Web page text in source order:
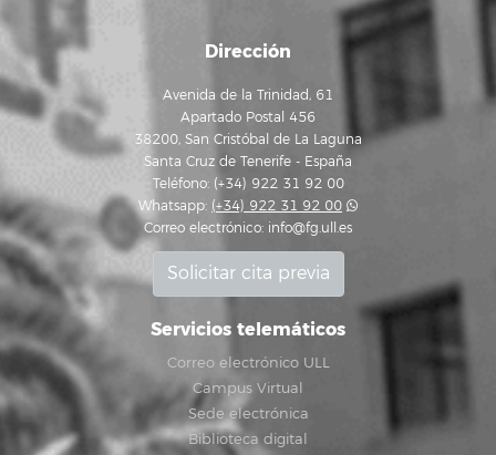
Dirección
Avenida de la Trinidad, 61
Apartado Postal 456
38200, San Cristóbal de La Laguna
Santa Cruz de Tenerife - España
Teléfono: (+34) 922 31 92 00
Whatsapp: (+34) 922 31 92 00
Correo electrónico: info@fg.ull.es
Solicitar cita previa
Servicios telemáticos
Correo electrónico ULL
Campus Virtual
Sede electrónica
Biblioteca digital